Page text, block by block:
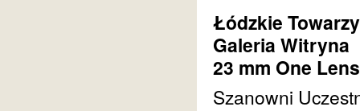
Łódzkie
Galeria Witryna
23 mm One Lens
Szanowni